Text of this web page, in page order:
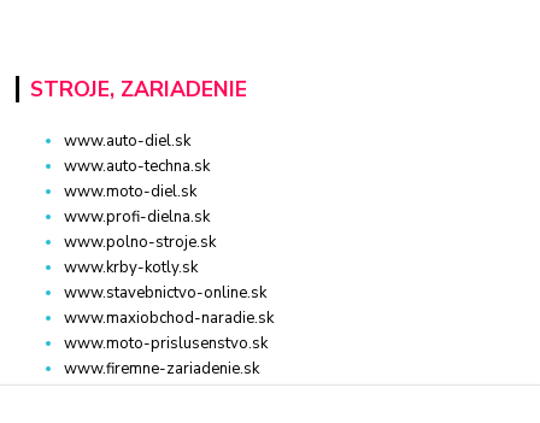
STROJE, ZARIADENIE
www.auto-diel.sk
www.auto-techna.sk
www.moto-diel.sk
www.profi-dielna.sk
www.polno-stroje.sk
www.krby-kotly.sk
www.stavebnictvo-online.sk
www.maxiobchod-naradie.sk
www.moto-prislusenstvo.sk
www.firemne-zariadenie.sk